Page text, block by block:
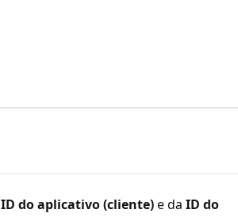
ID do aplicativo (cliente)e da ID do